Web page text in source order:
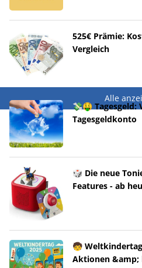
525€ Prämie:
Vergleich
Alle
💸🤑 Tagesgeld:
Tagesgeldkonto
🎲 Die neue
Features - ab
🧒
Aktionen &amp;